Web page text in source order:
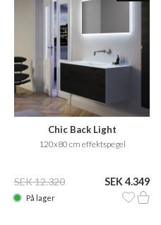
Chic Back Light
120x80 cm effektspegel
SEK 12.320 SEK 4.349
På lager